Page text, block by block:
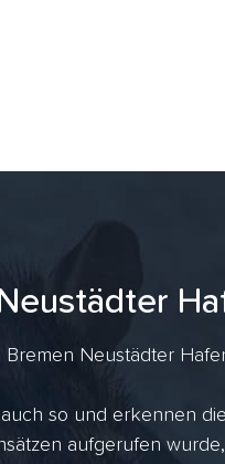
Neustädter
so und erkennen
aufgerufen